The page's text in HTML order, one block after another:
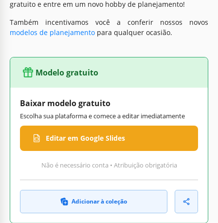
gratuito e entre em um novo hobby de planejamento!
Também incentivamos você a conferir nossos novos
modelos de planejamento para qualquer ocasião.
Modelo gratuito
Baixar modelo gratuito
Escolha sua plataforma e comece a editar imediatamente
Editar em Google Slides
Não é necessário conta • Atribuição obrigatória
Adicionar à coleção